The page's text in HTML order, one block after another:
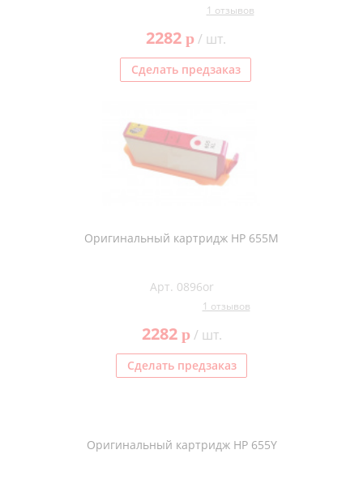
1 отзывов
2282 p/ шт.
Сделать предзаказ
Оригинальный картридж HP 655M
Арт. 0896or
1 отзывов
2282 p/ шт.
Сделать предзаказ
Оригинальный картридж HP 655Y